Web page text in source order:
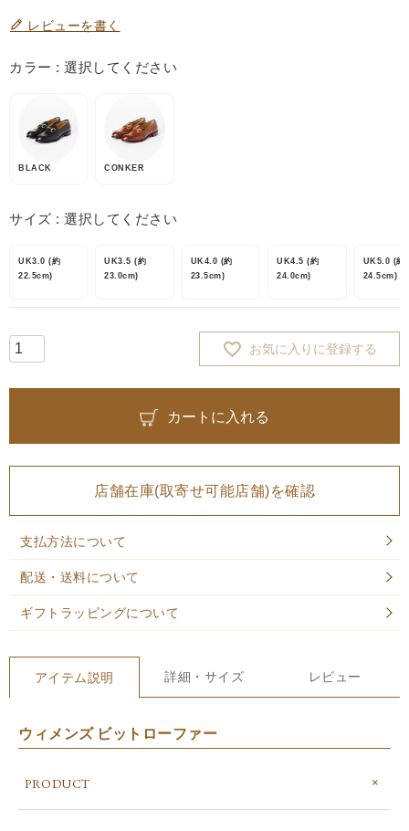
レビューを書く
カラー 選択してください
BLACK CONKER
サイズ 選択してください
UK3.0 (約
22.5cm)
UK3.5 (約
23.0cm)
UK4.0 (約
23.5cm)
UK4.5 (約
24.0cm)
UK5.0 (約
24.5cm)
お気に入りに登録する
カートに入れる
店舗在庫(取寄せ可能店舗)を確認
支払方法について
配送・送料について
ギフトラッピングについて
アイテム説明 詳細・サイズ レビュー
ウィメンズ ビットローファー
PRODUCT